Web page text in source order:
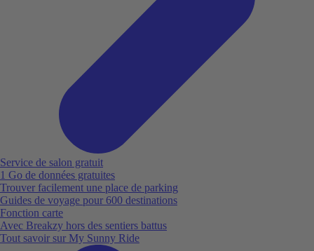
Service de salon gratuit
1 Go de données gratuites
Trouver facilement une place de parking
Guides de voyage pour 600 destinations
Fonction carte
Avec Breakzy hors des sentiers battus
Tout savoir sur My Sunny Ride